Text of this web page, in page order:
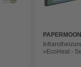
»EcoHeat -